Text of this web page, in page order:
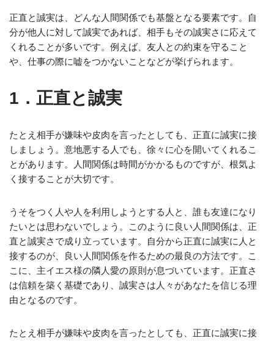
正直と誠実は、どんな人間関係でも基盤となる要素です。自
分が他人に対して誠実であれば、相手もその誠実さに応えて
くれることが多いです。例えば、友人との約束を守ること
や、仕事の際に嘘をつかないことなどが挙げられます。
1．正直と誠実
たとえ相手が嫌味や皮肉を言ったとしても、正直に誠実に接
しましょう。意地悪する人でも、徐々に心を開いてくれるこ
とがあります。人間関係は時間がかかるものですが、根気よ
く接することが大切です。
うそをつく人や人を利用しようとする人と、誰も友達になり
たいとは思わないでしょう。このように良い人間関係は、正
直と誠実さで成り立っています。自分から正直に誠実に人と
接するのが、良い人間関係を作るための最良の方法です。こ
こに、主イエス様の隣人愛の原則が息づいています。正直さ
は信頼を築く基礎であり、誠実さは人々があなたを信じる理
由となるのです。
たとえ相手が嫌味や皮肉を言ったとしても、正直に誠実に接